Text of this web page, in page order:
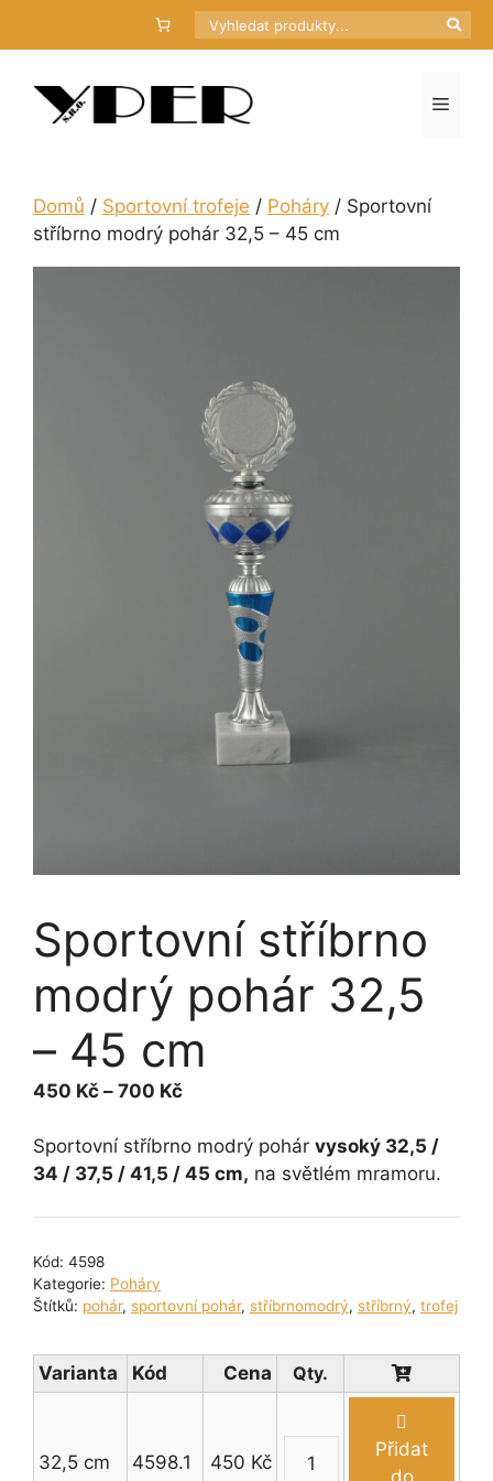
Hledat
Menu
Domů / Sportovní trofeje / Poháry / Sportovní
stříbrno modrý pohár 32,5 – 45 cm
Sportovní stříbrno
modrý pohár 32,5
– 45 cm
450 Kč – 700 KčRozpětí
450 Kč
až
Sportovní stříbrno modrý pohár vysoký 32,5 /
34 / 37,5 / 41,5 / 45 cm, na světlém mramoru.
Kód: 4598
Kategorie: Poháry
Štítků: pohár, sportovní pohár, stříbrnomodrý, stříbrný, trofej
Varianta Kód Cena
32,5 cm 4598.1 450 Kč
Sportovní
Přidat
do